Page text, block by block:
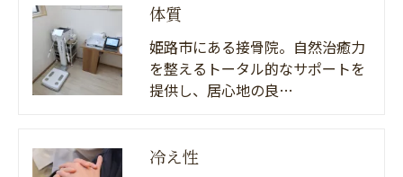
体質
姫路市にある接骨院。自然治癒力
を整えるトータル的なサポートを
提供し、居心地の良…
冷え性